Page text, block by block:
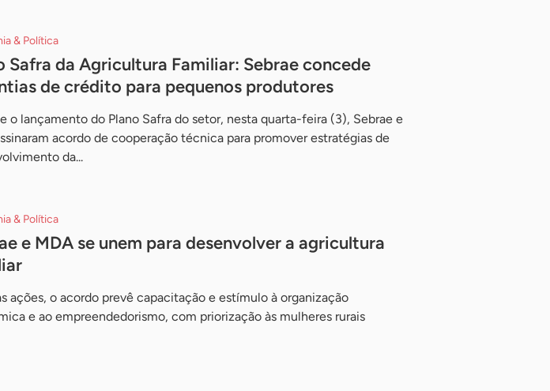
& Política
Safra da Agricultura Familiar: Sebrae concede
de crédito para pequenos produtores
o lançamento do Plano Safra do setor, nesta quarta-feira (3), Sebrae e
acordo de cooperação técnica para promover estratégias de
da...
& Política
e MDA se unem para desenvolver a agricultura
ações, o acordo prevê capacitação e estímulo à organização
e ao empreendedorismo, com priorização às mulheres rurais